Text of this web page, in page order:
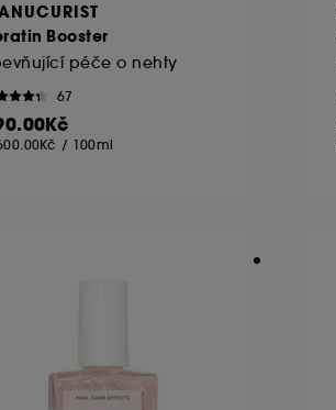
Booster
péče o nehty
67
/ 100ml